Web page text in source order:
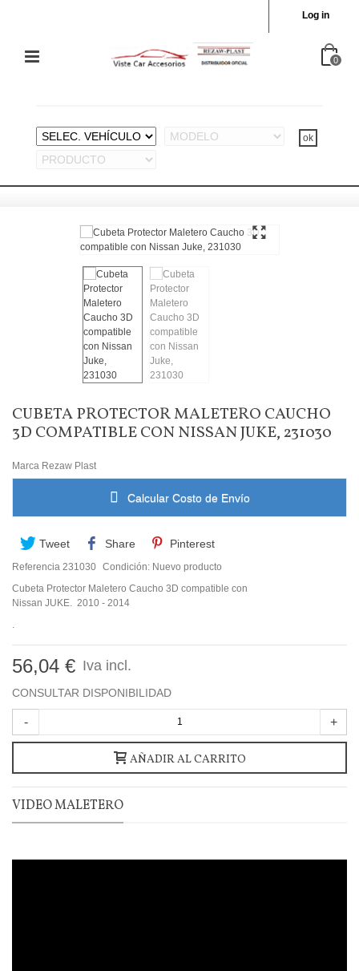
Log in
0
CUBETA PROTECTOR MALETERO CAUCHO
3D COMPATIBLE CON NISSAN JUKE, 231030
Marca Rezaw Plast
Calcular Costo de Envío
Tweet Share Pinterest
Referencia 231030 Condición: Nuevo producto
Cubeta Protector Maletero Caucho 3D compatible con
Nissan JUKE. 2010 - 2014
.
56,04 € Iva incl.
CONSULTAR DISPONIBILIDAD
- +
AÑADIR AL CARRITO
VIDEO MALETERO